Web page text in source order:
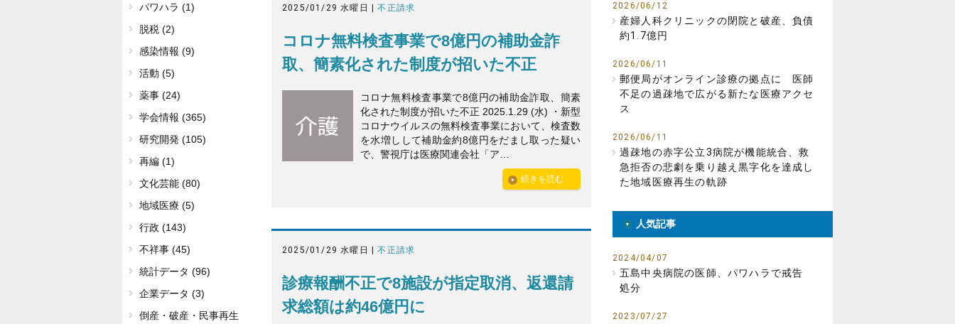
2025/01/29 水曜日 |不正請求
コロナ無料検査事業で8億円の補助金詐
取、簡素化された制度が招いた不正
コロナ無料検査事業で8億円の補助金詐取、簡素
化された制度が招いた不正 2025.1.29 (水) ・新型
コロナウイルスの無料検査事業において、検査数
を水増しして補助金約8億円をだまし取った疑い
で、警視庁は医療関連会社「ア…
続きを読む
2025/01/29 水曜日 |不正請求
診療報酬不正で8施設が指定取消、返還請
求総額は約46億円に
2026/06/12
産婦人科クリニックの閉院と破産、負債
約1.7億円
2026/06/11
郵便局がオンライン診療の拠点に 医師
不足の過疎地で広がる新たな医療アクセ
ス
2026/06/11
過疎地の赤字公立3病院が機能統合、救
急拒否の悲劇を乗り越え黒字化を達成し
た地域医療再生の軌跡
人気記事
2024/04/07
五島中央病院の医師、パワハラで戒告
処分
2023/07/27
パワハラ (1)
脱税 (2)
感染情報 (9)
活動 (5)
薬事 (24)
学会情報 (365)
研究開発 (105)
再編 (1)
文化芸能 (80)
地域医療 (5)
行政 (143)
不祥事 (45)
統計データ (96)
企業データ (3)
倒産・破産・民事再生